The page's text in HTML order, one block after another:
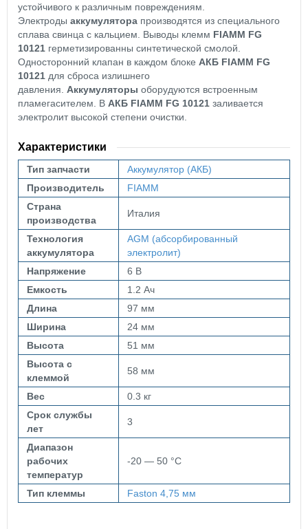
устойчивого к различным повреждениям.
Электроды аккумулятора производятся из специального
сплава свинца с кальцием. Выводы клемм FIAMM FG
10121 герметизированны синтетической смолой.
Односторонний клапан в каждом блоке АКБ FIAMM FG
10121 для сброса излишнего
давления. Аккумуляторы оборудуются встроенным
пламегасителем. В АКБ FIAMM FG 10121 заливается
электролит высокой степени очистки.
Характеристики
Тип запчасти
Аккумулятор (АКБ)
Производитель
FIAMM
Страна
производства
Италия
Технология
аккумулятора
AGM (абсорбированный
электролит)
Напряжение
6 В
Емкость
1.2 Ач
Длина
97 мм
Ширина
24 мм
Высота
51 мм
Высота с
клеммой
58 мм
Вес
0.3 кг
Срок службы
лет
3
Диапазон
рабочих
температур
-20 — 50 °C
Тип клеммы Faston 4,75 мм